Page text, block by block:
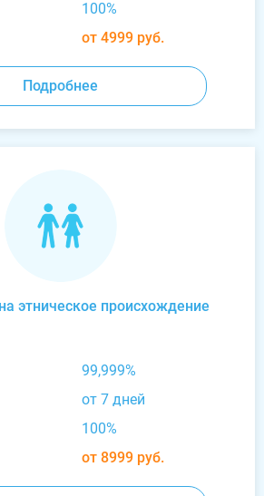
100%
от 4999 руб.
Подробнее
этническое происхождение
99,999%
от 7 дней
100%
от 8999 руб.